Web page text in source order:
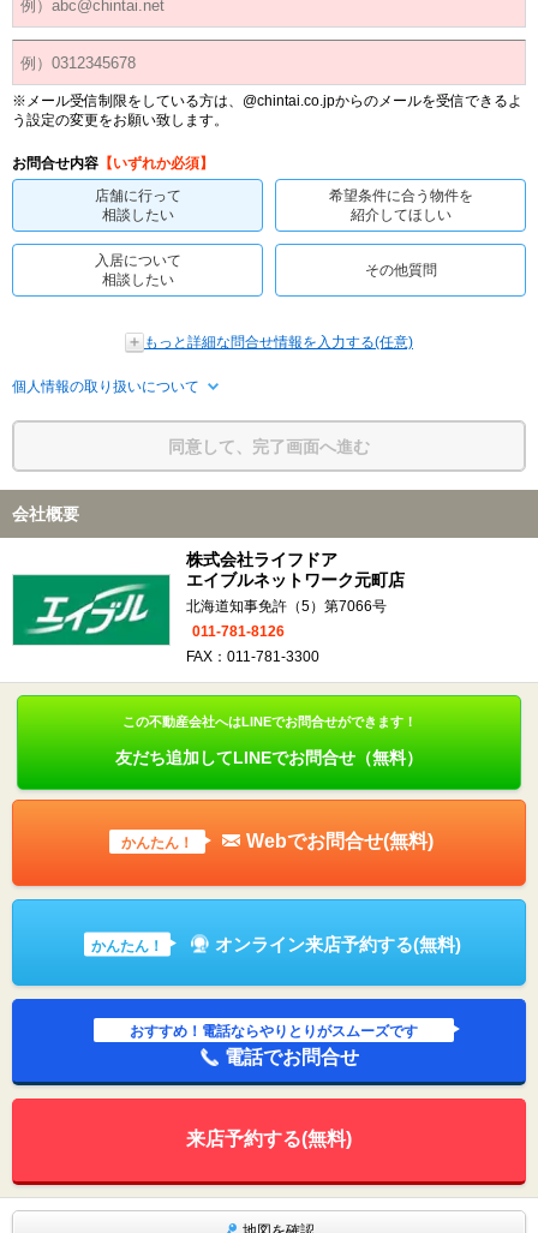
※メール受信制限をしている方は、@chintai.co.jpからのメールを受信できるよ
う設定の変更をお願い致します。
お問合せ内容 【いずれか必須】
店舗に行って
相談したい
希望条件に合う物件を
紹介してほしい
入居について
相談したい
その他質問
もっと詳細な問合せ情報を入力する(任意)
個人情報の取り扱いについて
同意して、完了画面へ進む
会社概要
株式会社ライフドア
エイブルネットワーク元町店
北海道知事免許（5）第7066号
011-781-8126
FAX：011-781-3300
この不動産会社へはLINEでお問合せができます！
友だち追加してLINEでお問合せ（無料）
かんたん！ Webでお問合せ(無料)
かんたん！ オンライン来店予約する(無料)
おすすめ！電話ならやりとりがスムーズです
電話でお問合せ
来店予約する(無料)